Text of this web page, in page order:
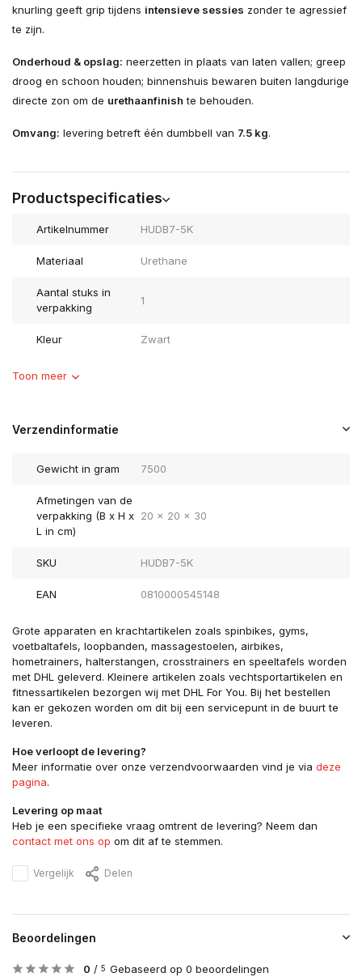
knurling geeft grip tijdens intensieve sessies zonder te agressief
te zijn.
Onderhoud & opslag: neerzetten in plaats van laten vallen; greep
droog en schoon houden; binnenshuis bewaren buiten langdurige
directe zon om de urethaanfinish te behouden.
Omvang: levering betreft één dumbbell van 7.5 kg.
Productspecificaties
Artikelnummer HUDB7-5K
Materiaal Urethane
Aantal stuks in
verpakking
1
Kleur Zwart
Toon meer
Verzendinformatie
Gewicht in gram 7500
Afmetingen van de
verpakking (B x H x
L in cm)
20 x 20 x 30
SKU HUDB7-5K
EAN 0810000545148
Grote apparaten en krachtartikelen zoals spinbikes, gyms,
voetbaltafels, loopbanden, massagestoelen, airbikes,
hometrainers, halterstangen, crosstrainers en speeltafels worden
met DHL geleverd. Kleinere artikelen zoals vechtsportartikelen en
fitnessartikelen bezorgen wij met DHL For You. Bij het bestellen
kan er gekozen worden om dit bij een servicepunt in de buurt te
leveren.
Hoe verloopt de levering?
Meer informatie over onze verzendvoorwaarden vind je via deze
pagina.
Levering op maat
Heb je een specifieke vraag omtrent de levering? Neem dan
contact met ons op om dit af te stemmen.
Vergelijk Delen
Beoordelingen
0 / 5 Gebaseerd op 0 beoordelingen